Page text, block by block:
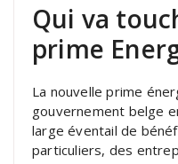
Qui va
prime
La nouvelle prime
gouvernement belge
large éventail de
particuliers, des